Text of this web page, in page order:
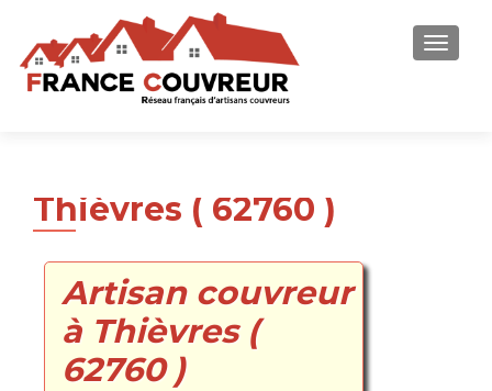
Thièvres ( 62760 )
Artisan couvreur
à Thièvres (
62760 )